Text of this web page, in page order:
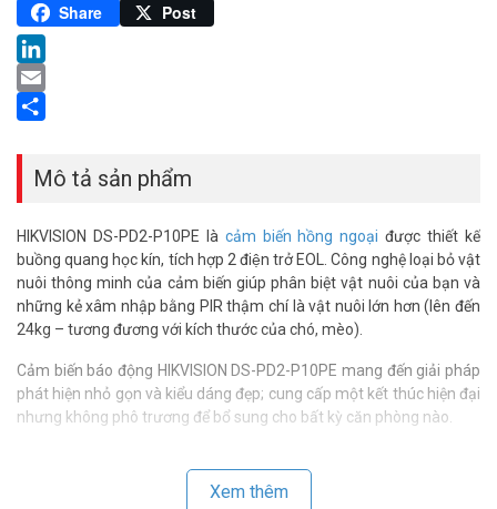
Pinterest
Share Post
LinkedIn
Email
Mô tả sản phẩm
HIKVISION DS-PD2-P10PE là cảm biến hồng ngoại được thiết kế
buồng quang học kín, tích hợp 2 điện trở EOL. Công nghệ loại bỏ vật
nuôi thông minh của cảm biến giúp phân biệt vật nuôi của bạn và
những kẻ xâm nhập bằng PIR thậm chí là vật nuôi lớn hơn (lên đến
24kg – tương đương với kích thước của chó, mèo).
Cảm biến báo động HIKVISION DS-PD2-P10PE mang đến giải pháp
phát hiện nhỏ gọn và kiểu dáng đẹp; cung cấp một kết thúc hiện đại
nhưng không phô trương để bổ sung cho bất kỳ căn phòng nào.
cảm biến sẽ xuất ra tín hiệu báo động đã được lưu lại, được phân
tích và tính toán bởi thuật toán vi xử lý. Phù hợp cho nhiều khu vực
Xem thêm